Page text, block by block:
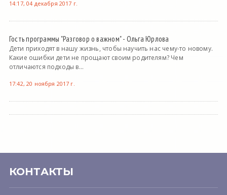
14:17, 04 декабря 2017 г.
Гость программы "Разговор о важном" - Ольга Юрлова
Дети приходят в нашу жизнь, чтобы научить нас чему-то новому.
Какие ошибки дети не прощают своим родителям? Чем
отличаются подходы в...
17:42, 20 ноября 2017 г.
КОНТАКТЫ